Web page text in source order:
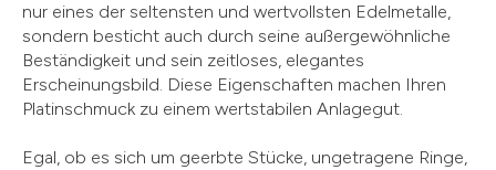
nur eines der seltensten und wertvollsten Edelmetalle,
sondern besticht auch durch seine außergewöhnliche
Beständigkeit und sein zeitloses, elegantes
Erscheinungsbild. Diese Eigenschaften machen Ihren
Platinschmuck zu einem wertstabilen Anlagegut.
Egal, ob es sich um geerbte Stücke, ungetragene Ringe,